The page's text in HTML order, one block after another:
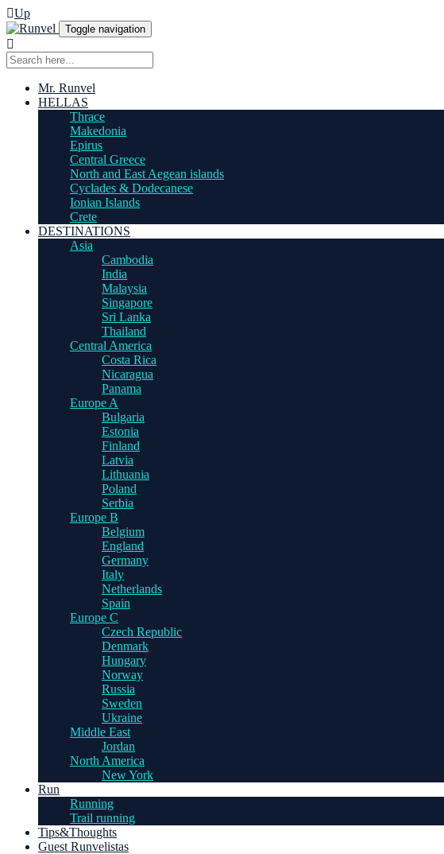
Up
Toggle navigation
Mr. Runvel
HELLAS
Thrace
Makedonia
Epirus
Central Greece
North and East Aegean islands
Cyclades & Dodecanese
Ionian Islands
Crete
DESTINATIONS
Asia
Cambodia
India
Malaysia
Singapore
Sri Lanka
Thailand
Central America
Costa Rica
Nicaragua
Panama
Europe A
Bulgaria
Estonia
Finland
Latvia
Lithuania
Poland
Serbia
Europe B
Belgium
England
Germany
Italy
Netherlands
Spain
Europe C
Czech Republic
Denmark
Hungary
Norway
Russia
Sweden
Ukraine
Middle East
Jordan
North America
New York
Run
Running
Trail running
Tips&Thoughts
Guest Runvelistas